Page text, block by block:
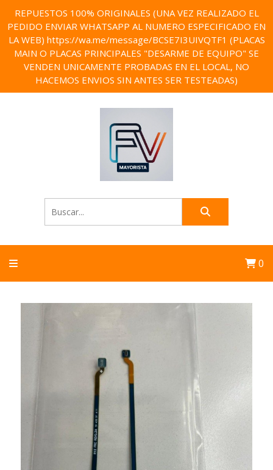
REPUESTOS 100% ORIGINALES (UNA VEZ REALIZADO EL
PEDIDO ENVIAR WHATSAPP AL NUMERO ESPECIFICADO EN
LA WEB) https://wa.me/message/BCSE7I3UIVQTF1 (PLACAS
MAIN O PLACAS PRINCIPALES "DESARME DE EQUIPO" SE
VENDEN UNICAMENTE PROBADAS EN EL LOCAL, NO
HACEMOS ENVIOS SIN ANTES SER TESTEADAS)
0